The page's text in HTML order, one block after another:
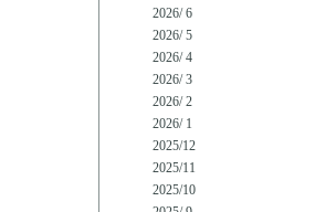
2026/ 6
2026/ 5
2026/ 4
2026/ 3
2026/ 2
2026/ 1
2025/12
2025/11
2025/10